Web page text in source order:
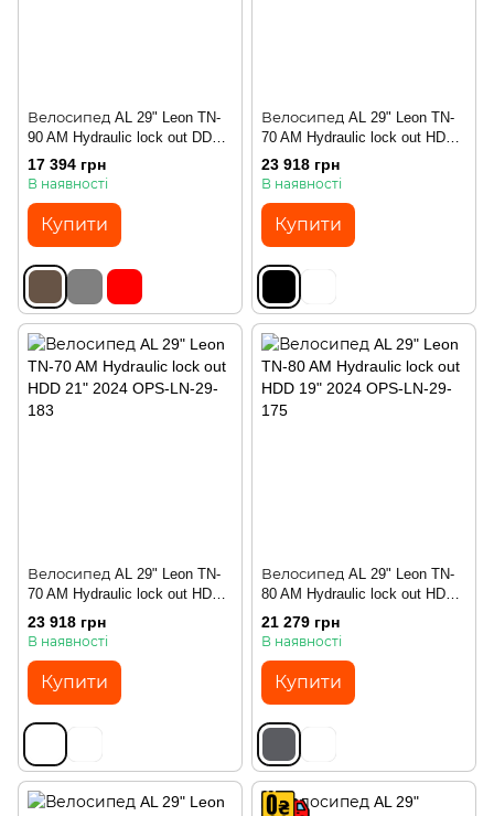
Велосипед AL 29" Leon TN-
90 AM Hydraulic lock out DD
18" 2024
17 394 грн
В наявності
Купити
Велосипед AL 29" Leon TN-
70 AM Hydraulic lock out HDD
19" 2024
23 918 грн
В наявності
Купити
Велосипед AL 29" Leon TN-
70 AM Hydraulic lock out HDD
21" 2024
23 918 грн
В наявності
Купити
Велосипед AL 29" Leon TN-
80 AM Hydraulic lock out HDD
19" 2024
21 279 грн
В наявності
Купити